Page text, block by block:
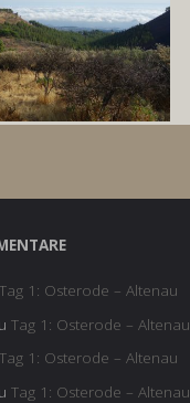
Tag 1: Osterode – Altenau
Tag 1: Osterode – Altenau
Tag 1: Osterode – Altenau
Tag 1: Osterode – Altenau